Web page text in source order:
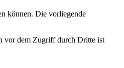
können. Die vorliegende
vor dem Zugriff durch Dritte ist